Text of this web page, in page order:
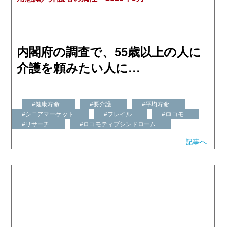
内閣府の調査で、55歳以上の人に
介護を頼みたい人に…
#健康寿命 #要介護
#平均寿命
#シニアマーケット
#フレイル
#ロコモ
#リサーチ
#ロコモティブシンドローム
記事へ